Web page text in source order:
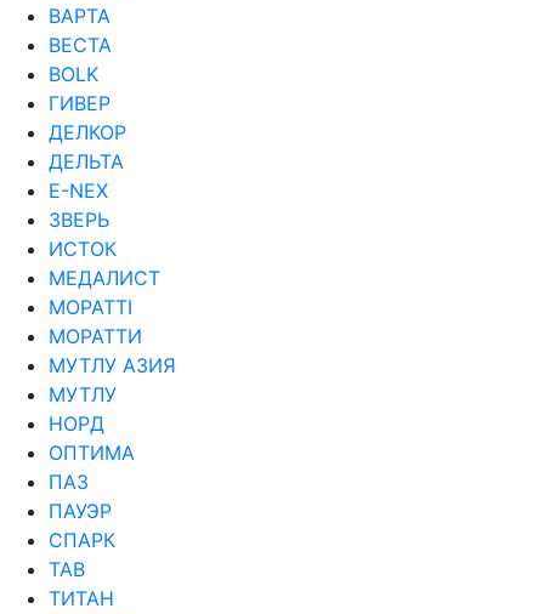
ВАРТА
ВЕСТА
ВОLK
ГИВЕР
ДЕЛКОР
ДЕЛЬТА
Е-NEX
ЗВЕРЬ
ИСТОК
МЕДАЛИСТ
МОРАТТI
МОРАТТИ
МУТЛУ АЗИЯ
МУТЛУ
НОРД
ОПТИМА
ПАЗ
ПАУЭР
СПАРК
ТАВ
ТИТАН